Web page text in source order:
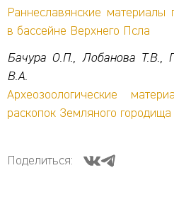
Раннеславянские
в бассейне Верхнего Псла
Бачура О.П., Лобанова Т.В.,
В.А.
Археозоологические
раскопок Земляного
Поделиться: